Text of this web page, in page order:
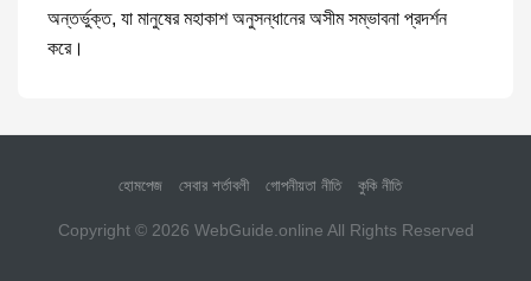
অন্তর্ভুক্ত, যা মানুষের মহাকাশ অনুসন্ধানের অসীম সম্ভাবনা প্রদর্শন
করে।
হোমপেজ সেবার শর্তাবলী গোপনীয়তা নীতি কুকি নীতি
Copyright © 2026 WebGuide.online All Rights Reserved